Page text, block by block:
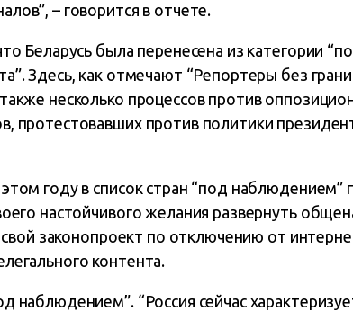
– говорится в отчете.
Беларусь была перенесена из категории
Здесь, как отмечают “Репортеры без
несколько процессов против
протестовавших против политики
году в список стран “под наблюдением”
настойчивого желания развернуть
свой законопроект по отключению от
контента.
наблюдением”. “Россия сейчас